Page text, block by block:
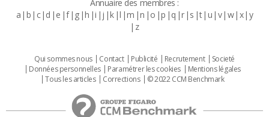
Annuaire des membres :
a b c d e f g h i j k l m n o p q r s t u v w x y
z
Qui sommes nous Contact Publicité Recrutement
Societé
Données personnelles
Paramétrer les cookies
Mentions légales
Tous les articles
Corrections © 2022 CCM Benchmark